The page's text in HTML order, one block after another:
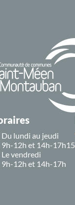
Du lundi au jeudi
9h-12h et 14h-17h15
Le vendredi
9h-12h et 14h-17h